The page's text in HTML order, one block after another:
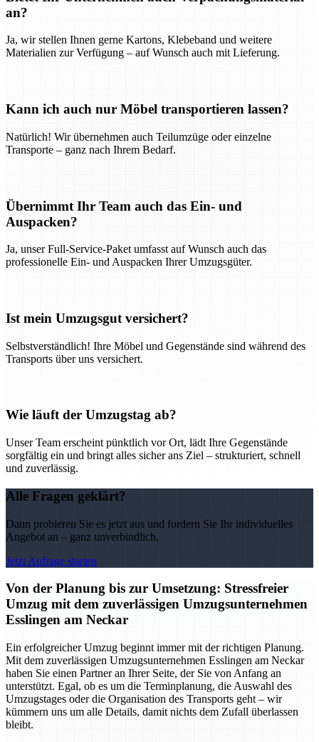
an?
Ja, wir stellen Ihnen gerne Kartons, Klebeband und weitere
Materialien zur Verfügung – auf Wunsch auch mit Lieferung.
Kann ich auch nur Möbel transportieren lassen?
Natürlich! Wir übernehmen auch Teilumzüge oder einzelne
Transporte – ganz nach Ihrem Bedarf.
Übernimmt Ihr Team auch das Ein- und
Auspacken?
Ja, unser Full-Service-Paket umfasst auf Wunsch auch das
professionelle Ein- und Auspacken Ihrer Umzugsgüter.
Ist mein Umzugsgut versichert?
Selbstverständlich! Ihre Möbel und Gegenstände sind während des
Transports über uns versichert.
Wie läuft der Umzugstag ab?
Unser Team erscheint pünktlich vor Ort, lädt Ihre Gegenstände
sorgfältig ein und bringt alles sicher ans Ziel – strukturiert, schnell
und zuverlässig.
Alle Fragen geklärt?
Dann probieren Sie es jetzt aus und fordern Sie Ihr individuelles
Angebot an – ganz unverbindlich.
Jetzt Anfrage starten
Von der Planung bis zur Umsetzung: Stressfreier
Umzug mit dem zuverlässigen Umzugsunternehmen
Esslingen am Neckar
Ein erfolgreicher Umzug beginnt immer mit der richtigen Planung.
Mit dem zuverlässigen Umzugsunternehmen Esslingen am Neckar
haben Sie einen Partner an Ihrer Seite, der Sie von Anfang an
unterstützt. Egal, ob es um die Terminplanung, die Auswahl des
Umzugstages oder die Organisation des Transports geht – wir
kümmern uns um alle Details, damit nichts dem Zufall überlassen
bleibt.